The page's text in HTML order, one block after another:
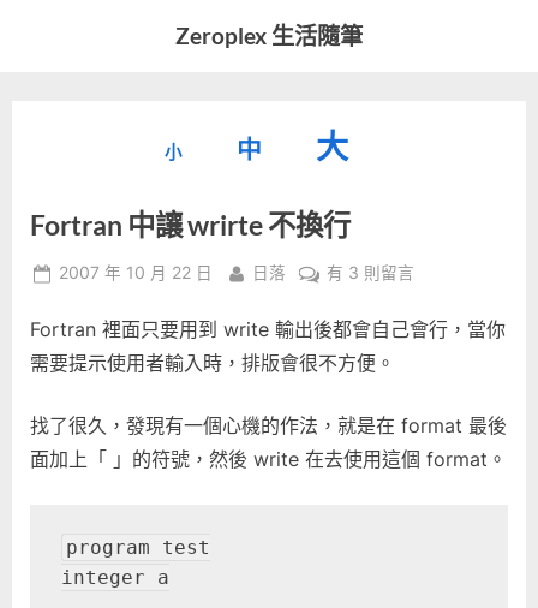
Zeroplex 生活隨筆
發
活
事
小
型
小。
中
重
字
型
大
小。
大
字
型
大
小。
Fortran 中讓 wrirte 不換行
Posted
2007 年 10 月 22 日 By
日落
在
中
讓
換
行〉
有 3 則留言
Fortran 裡面只要用到 write 輸出後都會自己會行，當你
需要提示使用者輸入時，排版會很不方便。
找了很久，發現有一個心機的作法，就是在 format 最後
面加上「 」的符號，然後 write 在去使用這個 format。
program test
integer a